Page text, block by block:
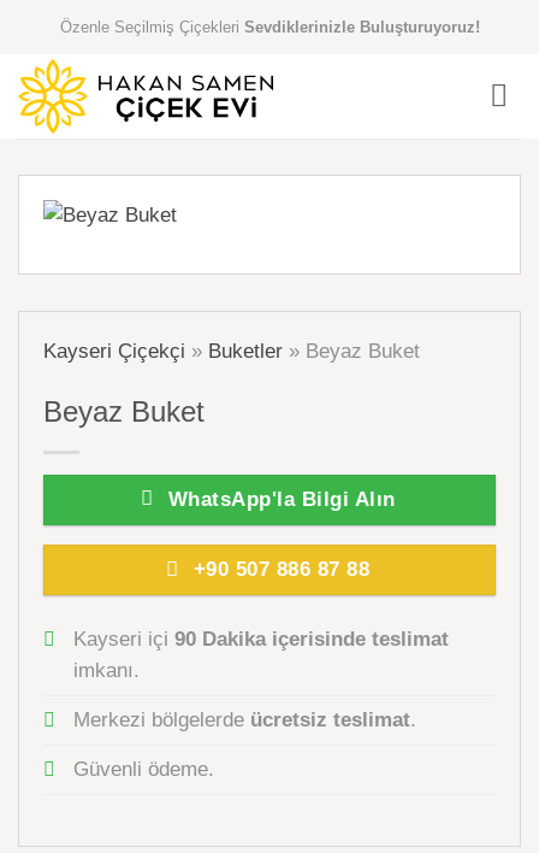
Özenle Seçilmiş Çiçekleri Sevdiklerinizle Buluşturuyoruz!
Kayseri Çiçekçi » Buketler» Beyaz Buket
Beyaz Buket
WhatsApp'la Bilgi Alın
+90 507 886 87 88
Kayseri içi 90 Dakika içerisinde teslimat
imkanı.
Merkezi bölgelerde ücretsiz teslimat.
Güvenli ödeme.